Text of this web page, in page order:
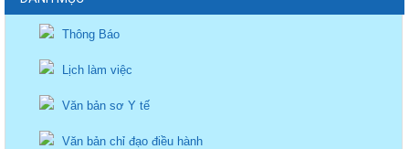
Thông Báo
Lịch làm việc
Văn bản sơ Y tế
Văn bản chỉ đạo điều hành